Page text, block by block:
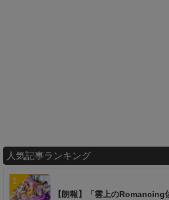
人気記事ランキング
【朗報】「雲上のRomancing